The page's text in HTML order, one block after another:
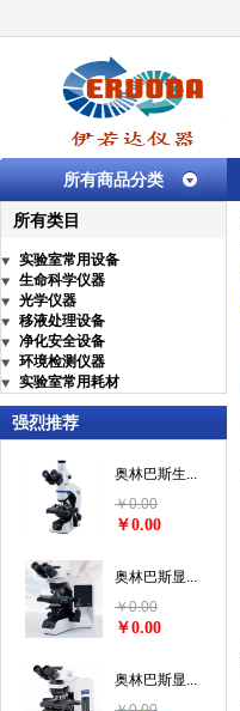
所有商品分类
所有类目
实验室常用设备
生命科学仪器
光学仪器
移液处理设备
净化安全设备
环境检测仪器
实验室常用耗材
强烈推荐
奥林巴斯生...
￥0.00
￥0.00
奥林巴斯显...
￥0.00
￥0.00
奥林巴斯显...